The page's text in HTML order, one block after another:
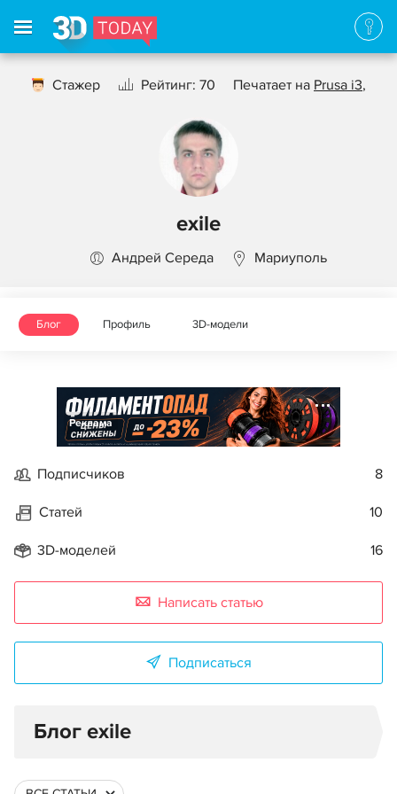
Стажер Рейтинг: 70 Печатает на Prusa i3,
exile
Андрей Середа Мариуполь
Блог Профиль 3D-модели
Реклама
Подписчиков 8
Статей 10
3D-моделей 16
Написать статью
Подписаться
Блог exile